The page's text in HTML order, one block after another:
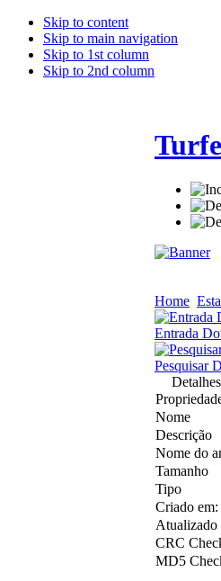
Skip to content
Skip to main navigation
Skip to 1st column
Skip to 2nd column
Home
Entrada
Pesquisar
Nome
Descrição
Nome do
Tamanho
Tipo
Criado em:
Atualizado
CRC
MD5